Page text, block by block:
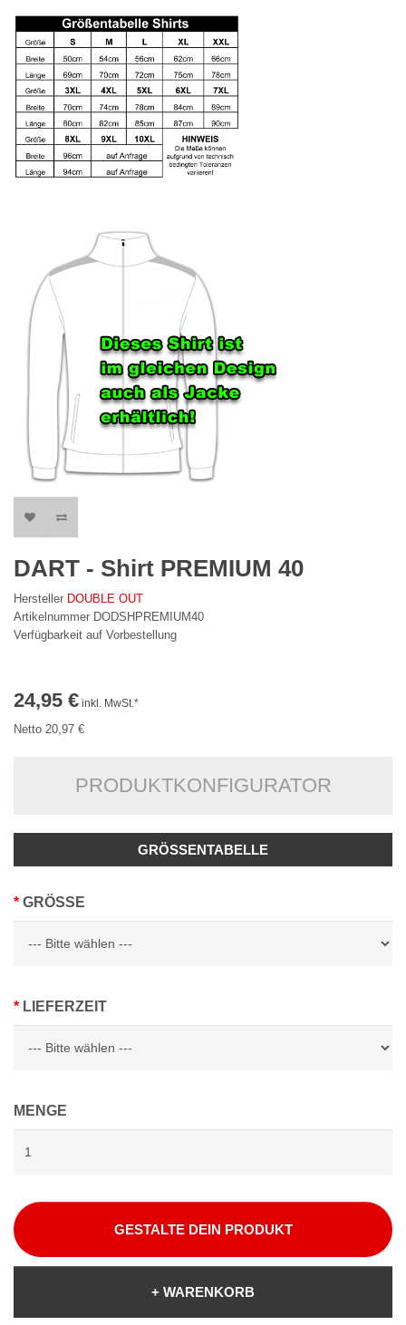
DART - Shirt PREMIUM 40
Hersteller DOUBLE OUT
Artikelnummer DODSHPREMIUM40
Verfügbarkeit auf Vorbestellung
24,95 € inkl. MwSt.*
Netto 20,97 €
PRODUKTKONFIGURATOR
GRÖSSENTABELLE
GRÖSSE
LIEFERZEIT
MENGE
GESTALTE DEIN PRODUKT
+ WARENKORB